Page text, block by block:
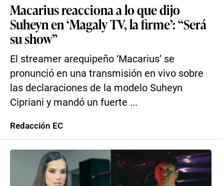
Macarius reacciona a lo que dijo
Suheyn en ‘Magaly TV, la firme’: “Será
su show”
El streamer arequipeño ‘Macarius’ se
pronunció en una transmisión en vivo sobre
las declaraciones de la modelo Suheyn
Cipriani y mandó un fuerte ...
Redacción EC